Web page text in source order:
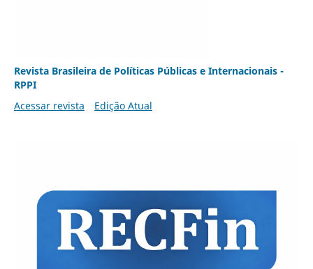
Revista Brasileira de Políticas Públicas e Internacionais -
RPPI
Acessar revista
Edição Atual